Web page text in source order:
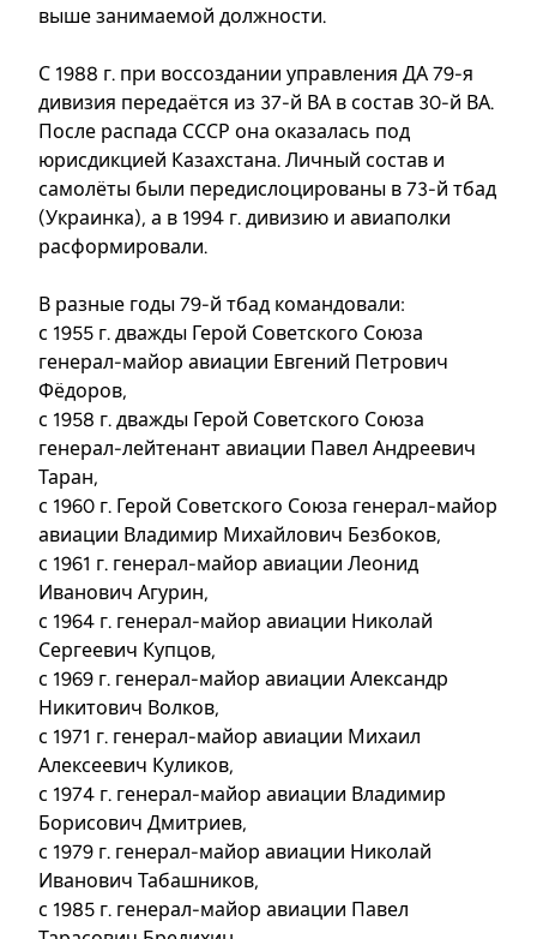
выше занимаемой должности.
С 1988 г. при воссоздании управления ДА 79-я
дивизия передаётся из 37-й ВА в состав 30-й ВА.
После распада СССР она оказалась под
юрисдикцией Казахстана. Личный состав и
самолёты были передислоцированы в 73-й тбад
(Украинка), а в 1994 г. дивизию и авиаполки
расформировали.
В разные годы 79-й тбад командовали:
с 1955 г. дважды Герой Советского Союза
генерал-майор авиации Евгений Петрович
Фёдоров,
с 1958 г. дважды Герой Советского Союза
генерал-лейтенант авиации Павел Андреевич
Таран,
с 1960 г. Герой Советского Союза генерал-майор
авиации Владимир Михайлович Безбоков,
с 1961 г. генерал-майор авиации Леонид
Иванович Агурин,
с 1964 г. генерал-майор авиации Николай
Сергеевич Купцов,
с 1969 г. генерал-майор авиации Александр
Никитович Волков,
с 1971 г. генерал-майор авиации Михаил
Алексеевич Куликов,
с 1974 г. генерал-майор авиации Владимир
Борисович Дмитриев,
с 1979 г. генерал-майор авиации Николай
Иванович Табашников,
с 1985 г. генерал-майор авиации Павел